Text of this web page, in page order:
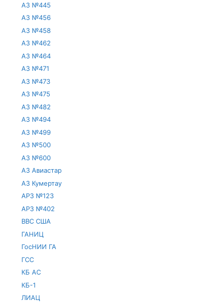
АЗ №445
АЗ №456
АЗ №458
АЗ №462
АЗ №464
АЗ №471
АЗ №473
АЗ №475
АЗ №482
АЗ №494
АЗ №499
АЗ №500
АЗ №600
АЗ Авиастар
АЗ Кумертау
АРЗ №123
АРЗ №402
ВВС США
ГАНИЦ
ГосНИИ ГА
ГСС
КБ АС
КБ-1
ЛИАЦ